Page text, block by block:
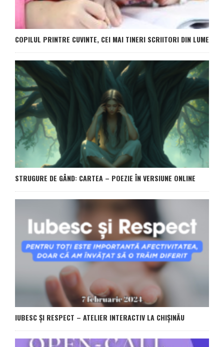
COPILUL PRINTRE CUVINTE, CEI MAI TINERI SCRIITORI DIN LUME
STRUGURE DE GÂND: CARTEA – POEZIE ÎN VERSIUNE ONLINE
IUBESC ȘI RESPECT – ATELIER INTERACTIV LA CHIȘINĂU